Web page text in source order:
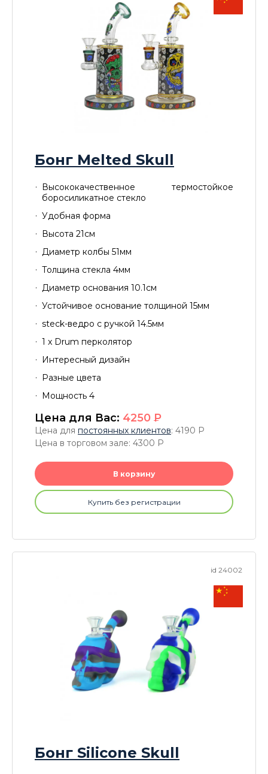
Бонг Melted Skull
Высококачественное термостойкое
боросиликатное стекло
Удобная форма
Высота 21см
Диаметр колбы 51мм
Толщина стекла 4мм
Диаметр основания 10.1см
Устойчивое основание толщиной 15мм
steck-ведро с ручкой 14.5мм
1 x Drum перколятор
Интересный дизайн
Разные цвета
Мощность 4
Цена для Вас: 4250 P
Цена для постоянных клиентов: 4190 P
Цена в торговом зале: 4300 P
В корзину
Купить без регистрации
id 24002
Бонг Silicone Skull